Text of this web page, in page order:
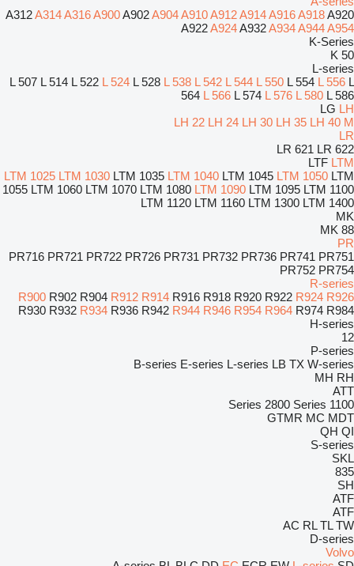
A312A314A316A900A902A904A910A912A914A916A918A920
A922A924A932A934A944A954
K-Series
50 K
L-series
L 507 L 514 L 522 L 524 L 528 L 538 L 542 L 544 L 550 L 554 L 556 L
564 L 566 L 574 L 576 L 580 L 586
LG LH
LH 22 LH 24 LH 30 LH 35 LH 40 M
LR
LR 621 LR 622
LTF LTM
LTM 1025 LTM 1030 LTM 1035 LTM 1040 LTM 1045 LTM 1050 LTM
1055 LTM 1060 LTM 1070 LTM 1080 LTM 1090 LTM 1095 LTM 1100
LTM 1120 LTM 1160 LTM 1300 LTM 1400
MK
MK 88
PR
PR716 PR721 PR722 PR726 PR731 PR732 PR736 PR741 PR751
PR752 PR754
R-series
R900 R902 R904 R912 R914 R916 R918 R920 R922 R924 R926
R930 R932 R934 R936 R942 R944 R946 R954 R964 R974 R984
H-series
12
P-series
B-series E-series L-series LB TX W-series
MH RH
ATT
1100 Series
2800 Series
GTMR MC MDT
QH QI
S-series
SKL
835
SH
ATF
ATF
AC RL TL TW
D-series
Volvo